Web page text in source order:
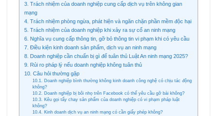
3. Trách nhiệm của doanh nghiệp cung cấp dịch vụ trên không gian
mạng
4. Trách nhiệm phòng ngừa, phát hiện và ngăn chặn phần mềm độc hại
5. Trách nhiệm của doanh nghiệp khi xảy ra sự cố an ninh mạng
6. Nghĩa vụ cung cấp thông tin, gỡ bỏ thông tin vi phạm khi có yêu cầu
7. Điều kiện kinh doanh sản phẩm, dịch vụ an ninh mạng
8. Doanh nghiệp cần chuẩn bị gì để tuân thủ Luật An ninh mạng 2025?
9. Rủi ro pháp lý nếu doanh nghiệp không tuân thủ
10. Câu hỏi thường gặp
10.1. Doanh nghiệp bình thường không kinh doanh công nghệ có chịu tác động
không?
10.2. Doanh nghiệp bị bôi nhọ trên Facebook có thể yêu cầu gỡ bài không?
10.3. Kêu gọi tẩy chay sản phẩm của doanh nghiệp có vi phạm pháp luật
không?
10.4. Kinh doanh dịch vụ an ninh mạng có cần giấy phép không?